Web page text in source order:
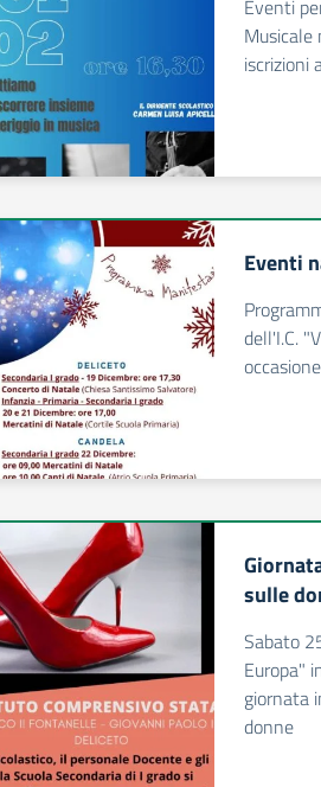
Eventi
Musicale
iscrizioni
Eventi
dell'I.C.
sulle
Sabato
Europa"
giornata
donne